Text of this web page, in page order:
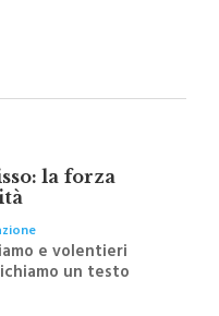
la forza
e volentieri